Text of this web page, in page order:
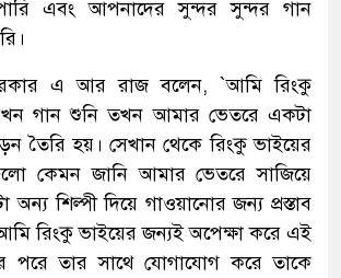
এবং আপনাদের সুন্দর সুন্দর গান
এ আর রাজ বলেন, `আমি রিংকু
গান শুনি তখন আমার ভেতরে একটা
তৈরি হয়। সেখান থেকে রিংকু ভাইয়ের
কেমন জানি আমার ভেতরে সাজিয়ে
শিল্পী দিয়ে গাওয়ানোর জন্য প্রস্তাব
আমি রিংকু ভাইয়ের জন্যই অপেক্ষা করে এই
পরে তার সাথে যোগাযোগ করে তাকে